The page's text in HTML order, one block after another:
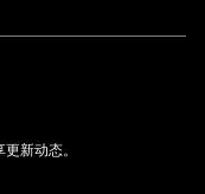
新动态。